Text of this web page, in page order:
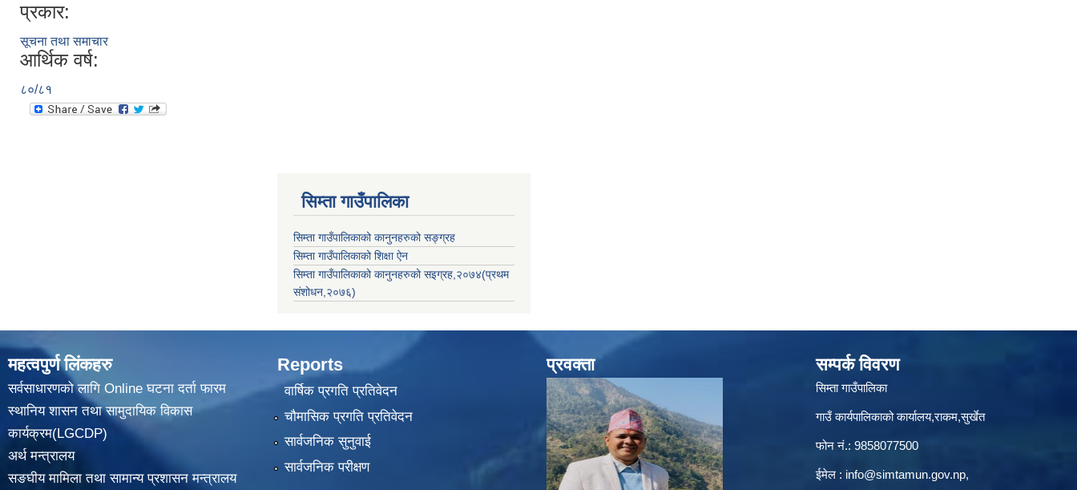
प्रकार:
सूचना तथा समाचार
आर्थिक वर्ष:
८०/८१
सिम्ता गाउँपालिका
सिम्ता गाउँपालिकाको कानुनहरुको सङ्ग्रह
सिम्ता गाउँपालिकाको शिक्षा ऐन
सिम्ता गाउँपालिकाको कानुनहरुको सइग्रह,२०७४(प्रथम
संशोधन,२०७६)
महत्वपुर्ण लिंकहरु
सर्वसाधारणको लागि Online घटना दर्ता फारम
स्थानिय शासन तथा सामुदायिक विकास
कार्यक्रम(LGCDP)
अर्थ मन्त्रालय
सङघीय मामिला तथा सामान्य प्रशासन मन्त्रालय
Reports
वार्षिक प्रगति प्रतिवेदन
चौमासिक प्रगति प्रतिवेदन
सार्वजनिक सुनुवाई
सार्वजनिक परीक्षण
प्रवक्ता सम्पर्क विवरण
सिम्ता गाउँपालिका
गाउँ कार्यपालिकाको कार्यालय,राकम,सुर्खेत
फोन नं.: 9858077500
ईमेल‌ : info@simtamun.gov.np,